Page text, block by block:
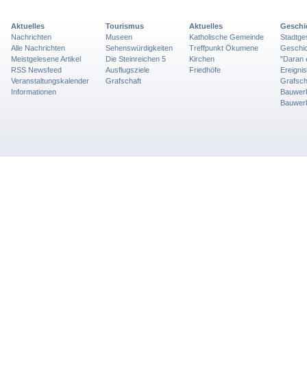
Aktuelles
Nachrichten
Alle Nachrichten
Meistgelesene Artikel
RSS Newsfeed
Veranstaltungskalender
Informationen
Tourismus
Museen
Sehenswürdigkeiten
Die Steinreichen 5
Ausflugsziele
Grafschaft
Aktuelles
Katholische Gemeinde
Treffpunkt Ökumene
Kirchen
Friedhöfe
"Daran